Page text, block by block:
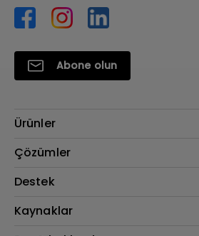
Abone olun
Ürünler
Projektör
Çözümler
BenQ AQCOLOR Elçisi
AQColor
Destek
İndirme & SSS
Kaynaklar